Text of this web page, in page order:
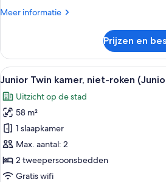
Meer informatie
Meer
niet-
roken
(Maisonette
Prijzen en
Alle
foto's
voor
Junior
Twin
kamer,
niet-
roken
Een
6
Junior Twin kamer, niet-roken
Uitzicht op de stad
58 m²
1 slaapkamer
Max. aantal: 2
2 tweepersoonsbedden
Gratis wifi